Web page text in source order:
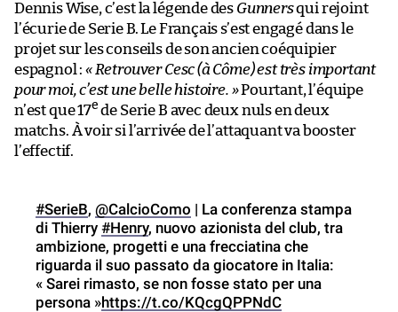
Dennis Wise, c’est la légende des Gunnersqui rejoint
l’écurie de Serie B. Le Français s’est engagé dans le
projet sur les conseils de son ancien coéquipier
espagnol :« Retrouver Cesc (à Côme) est très important
pour moi, c’est une belle histoire. »Pourtant, l’équipe
n’est que 17e de Serie B avec deux nuls en deux
matchs. À voir si l’arrivée de l’attaquant va booster
l’effectif.
#SerieB, @CalcioComo | La conferenza stampa
di Thierry #Henry, nuovo azionista del club, tra
ambizione, progetti e una frecciatina che
riguarda il suo passato da giocatore in Italia:
« Sarei rimasto, se non fosse stato per una
persona »https://t.co/KQcgQPPNdC